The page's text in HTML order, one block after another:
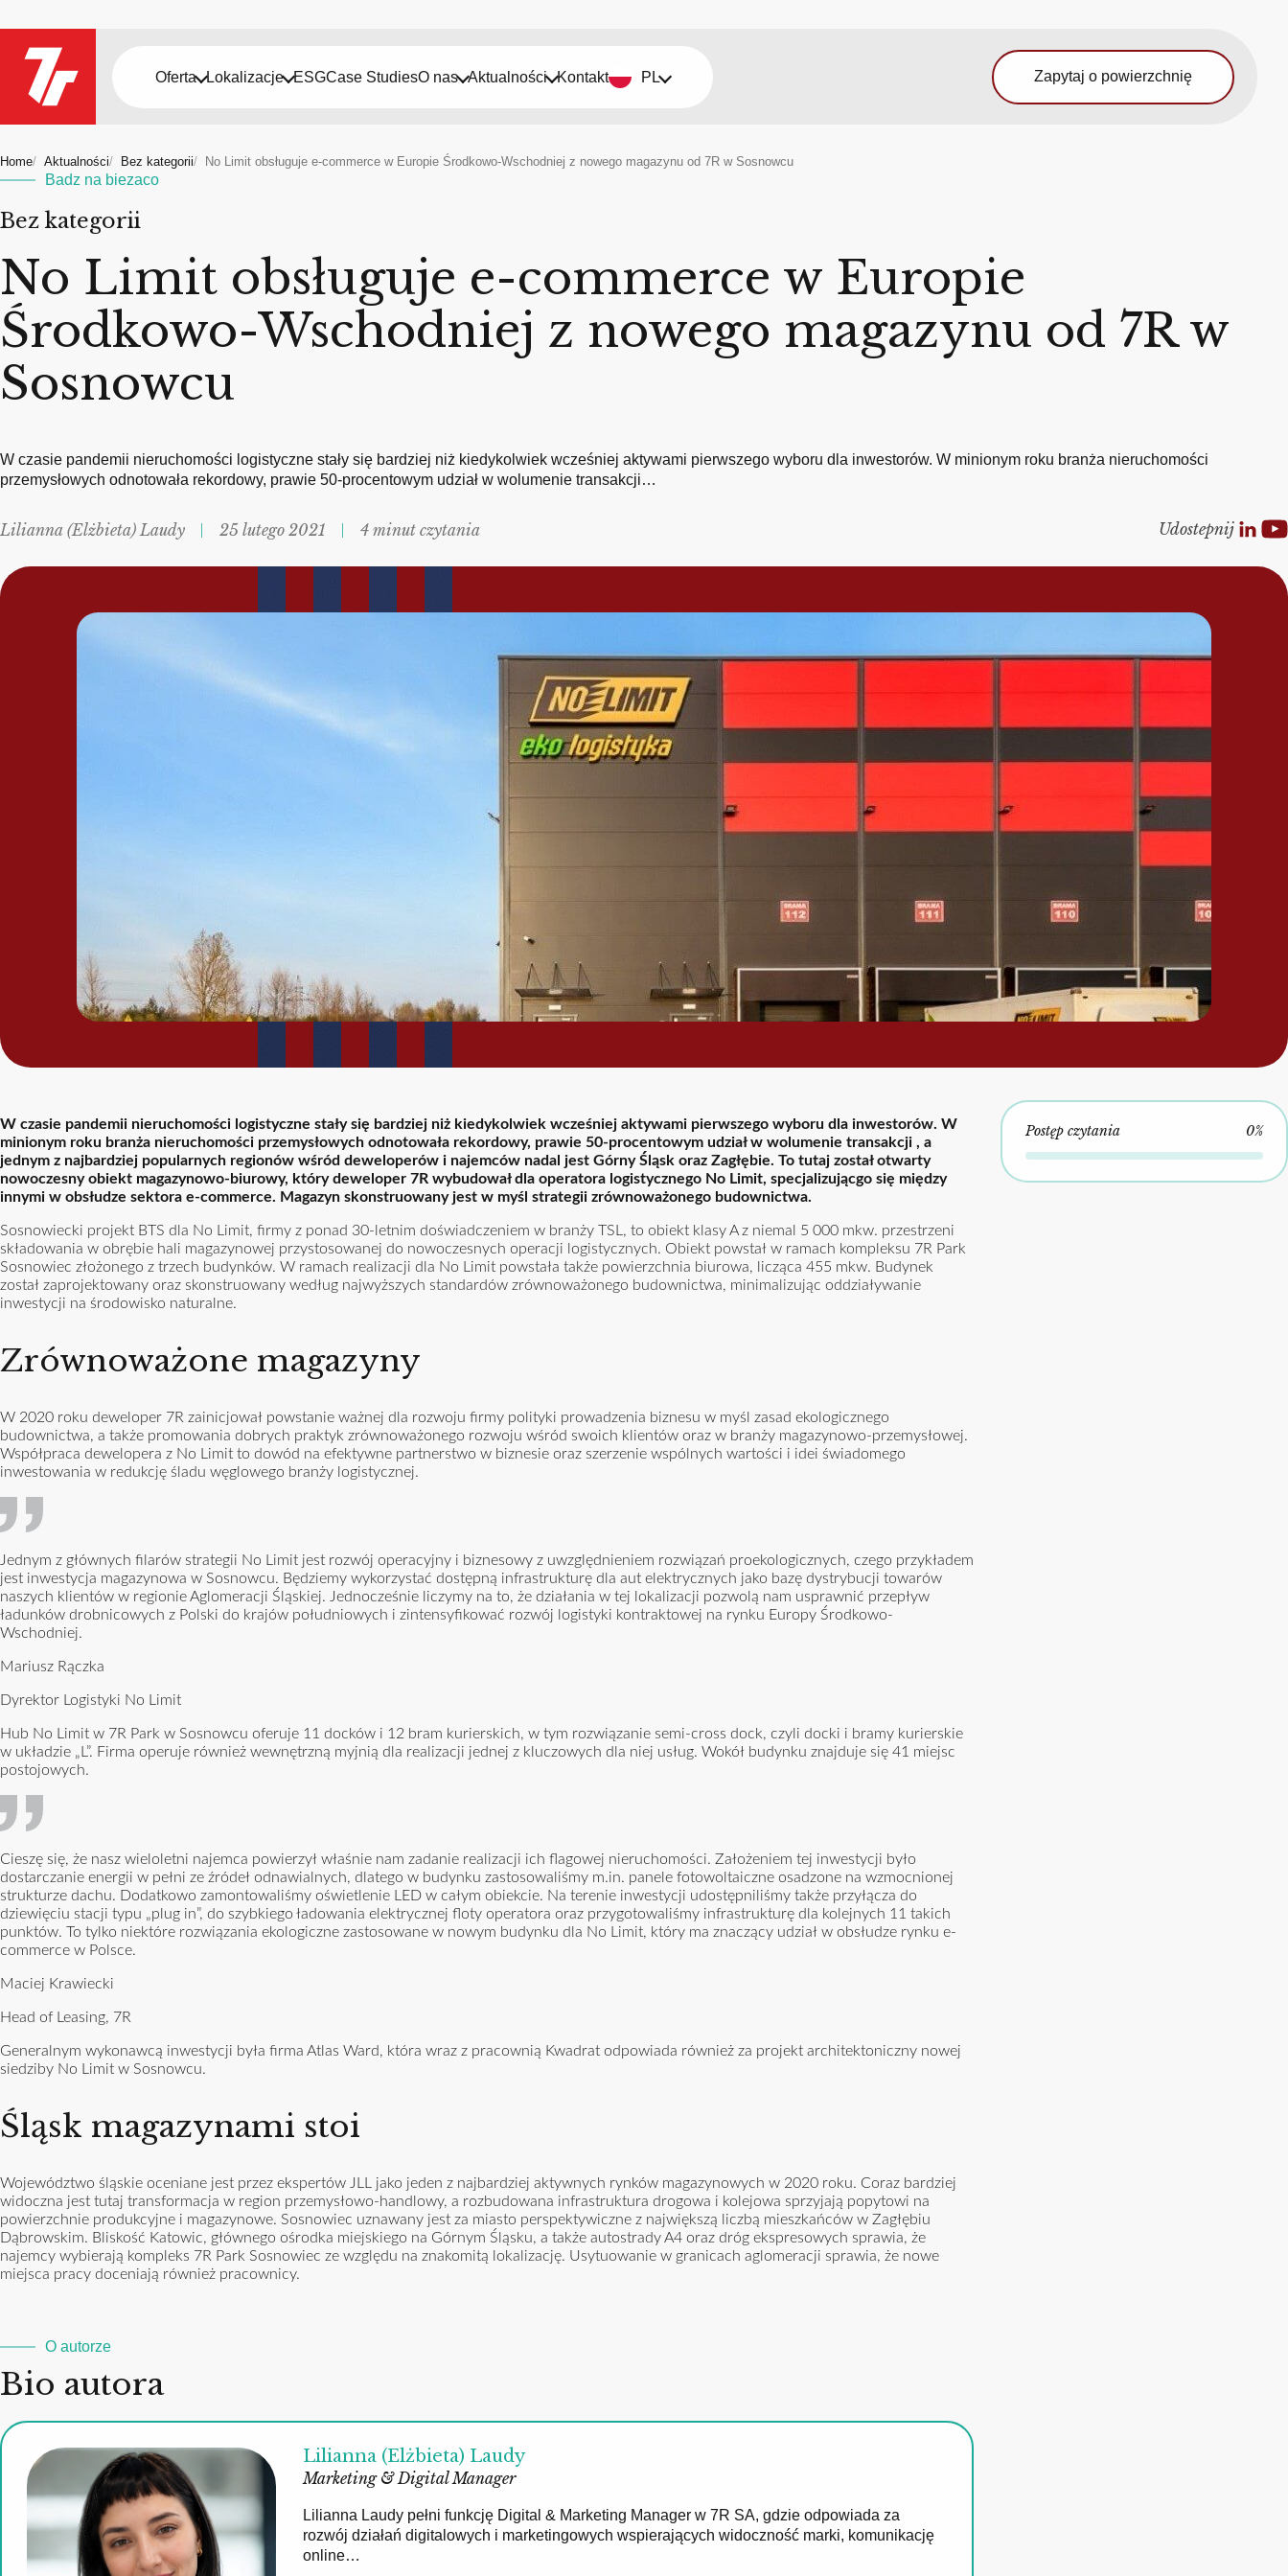
Oferta Lokalizacje ESGCase StudiesO nas Aktualności Kontakt PL Zapytaj o powierzchnię
Home Aktualności Bez kategorii No Limit obsługuje e-commerce w Europie Środkowo-Wschodniej z nowego magazynu od 7R w Sosnowcu
Badz na biezaco
Bez kategorii
No Limit obsługuje e-commerce w Europie
Środkowo-Wschodniej z nowego magazynu od 7R w
Sosnowcu
W czasie pandemii nieruchomości logistyczne stały się bardziej niż kiedykolwiek wcześniej aktywami pierwszego wyboru dla inwestorów. W minionym roku branża nieruchomości
przemysłowych odnotowała rekordowy, prawie 50-procentowym udział w wolumenie transakcji…
Lilianna (Elżbieta) Laudy 25 lutego 2021 4 minut czytania Udostepnij
W czasie pandemii nieruchomości logistyczne stały się bardziej niż kiedykolwiek wcześniej aktywami pierwszego wyboru dla inwestorów. W
minionym roku branża nieruchomości przemysłowych odnotowała rekordowy, prawie 50-procentowym udział w wolumenie transakcji , a
jednym z najbardziej popularnych regionów wśród deweloperów i najemców nadal jest Górny Śląsk oraz Zagłębie. To tutaj został otwarty
nowoczesny obiekt magazynowo-biurowy, który deweloper 7R wybudował dla operatora logistycznego No Limit, specjalizującgo się między
innymi w obsłudze sektora e-commerce. Magazyn skonstruowany jest w myśl strategii zrównoważonego budownictwa.
Sosnowiecki projekt BTS dla No Limit, firmy z ponad 30-letnim doświadczeniem w branży TSL, to obiekt klasy A z niemal 5 000 mkw. przestrzeni
składowania w obrębie hali magazynowej przystosowanej do nowoczesnych operacji logistycznych. Obiekt powstał w ramach kompleksu 7R Park
Sosnowiec złożonego z trzech budynków. W ramach realizacji dla No Limit powstała także powierzchnia biurowa, licząca 455 mkw. Budynek
został zaprojektowany oraz skonstruowany według najwyższych standardów zrównoważonego budownictwa, minimalizując oddziaływanie
inwestycji na środowisko naturalne.
Zrównoważone magazyny
W 2020 roku deweloper 7R zainicjował powstanie ważnej dla rozwoju firmy polityki prowadzenia biznesu w myśl zasad ekologicznego
budownictwa, a także promowania dobrych praktyk zrównoważonego rozwoju wśród swoich klientów oraz w branży magazynowo-przemysłowej.
Współpraca dewelopera z No Limit to dowód na efektywne partnerstwo w biznesie oraz szerzenie wspólnych wartości i idei świadomego
inwestowania w redukcję śladu węglowego branży logistycznej.
Jednym z głównych filarów strategii No Limit jest rozwój operacyjny i biznesowy z uwzględnieniem rozwiązań proekologicznych, czego przykładem
jest inwestycja magazynowa w Sosnowcu. Będziemy wykorzystać dostępną infrastrukturę dla aut elektrycznych jako bazę dystrybucji towarów
naszych klientów w regionie Aglomeracji Śląskiej. Jednocześnie liczymy na to, że działania w tej lokalizacji pozwolą nam usprawnić przepływ
ładunków drobnicowych z Polski do krajów południowych i zintensyfikować rozwój logistyki kontraktowej na rynku Europy Środkowo-
Wschodniej.
Mariusz Rączka
Dyrektor Logistyki No Limit
Hub No Limit w 7R Park w Sosnowcu oferuje 11 docków i 12 bram kurierskich, w tym rozwiązanie semi-cross dock, czyli docki i bramy kurierskie
w układzie „L”. Firma operuje również wewnętrzną myjnią dla realizacji jednej z kluczowych dla niej usług. Wokół budynku znajduje się 41 miejsc
postojowych.
Cieszę się, że nasz wieloletni najemca powierzył właśnie nam zadanie realizacji ich flagowej nieruchomości. Założeniem tej inwestycji było
dostarczanie energii w pełni ze źródeł odnawialnych, dlatego w budynku zastosowaliśmy m.in. panele fotowoltaiczne osadzone na wzmocnionej
strukturze dachu. Dodatkowo zamontowaliśmy oświetlenie LED w całym obiekcie. Na terenie inwestycji udostępniliśmy także przyłącza do
dziewięciu stacji typu „plug in”, do szybkiego ładowania elektrycznej floty operatora oraz przygotowaliśmy infrastrukturę dla kolejnych 11 takich
punktów. To tylko niektóre rozwiązania ekologiczne zastosowane w nowym budynku dla No Limit, który ma znaczący udział w obsłudze rynku e-
commerce w Polsce.
Maciej Krawiecki
Head of Leasing, 7R
Generalnym wykonawcą inwestycji była firma Atlas Ward, która wraz z pracownią Kwadrat odpowiada również za projekt architektoniczny nowej
siedziby No Limit w Sosnowcu.
Śląsk magazynami stoi
Województwo śląskie oceniane jest przez ekspertów JLL jako jeden z najbardziej aktywnych rynków magazynowych w 2020 roku. Coraz bardziej
widoczna jest tutaj transformacja w region przemysłowo-handlowy, a rozbudowana infrastruktura drogowa i kolejowa sprzyjają popytowi na
powierzchnie produkcyjne i magazynowe. Sosnowiec uznawany jest za miasto perspektywiczne z największą liczbą mieszkańców w Zagłębiu
Dąbrowskim. Bliskość Katowic, głównego ośrodka miejskiego na Górnym Śląsku, a także autostrady A4 oraz dróg ekspresowych sprawia, że
najemcy wybierają kompleks 7R Park Sosnowiec ze względu na znakomitą lokalizację. Usytuowanie w granicach aglomeracji sprawia, że nowe
miejsca pracy doceniają również pracownicy.
O autorze
Bio autora
Lilianna (Elżbieta) Laudy
Marketing & Digital Manager
Lilianna Laudy pełni funkcję Digital & Marketing Manager w 7R SA, gdzie odpowiada za
rozwój działań digitalowych i marketingowych wspierających widoczność marki, komunikację
online…
Postęp czytania 0%